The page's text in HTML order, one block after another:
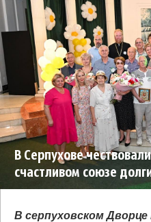
В Серпухове
счастливом союзе
В серпуховском